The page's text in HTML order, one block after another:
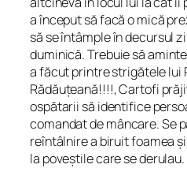
a început să facă o mică
să se întâmple în decursul
duminică. Trebuie să
a făcut printre strigătele lui
Rădăuțeană!!!!, Cartofi
ospătarii să identifice
comandat de mâncare. Se
reîntâlnire a biruit foamea
la poveștile care se derulau.